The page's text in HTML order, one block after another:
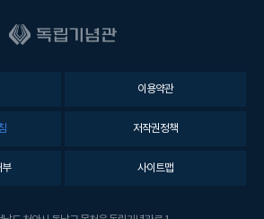
이용약관
저작권정책
부 사이트맵